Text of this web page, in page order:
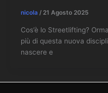
nicola / 21 Agosto 2025
Cos’è lo Streetlifting?
più di questa nuova
nascere e